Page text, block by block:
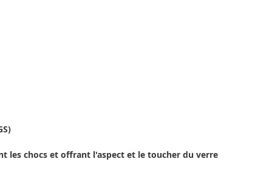
les chocs et offrant l'aspect et le toucher du verre